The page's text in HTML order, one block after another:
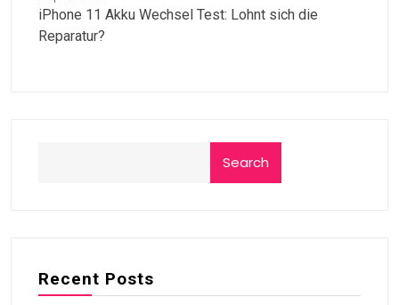
iPhone 11 Akku Wechsel Test: Lohnt sich die
Reparatur?
Search
Recent Posts